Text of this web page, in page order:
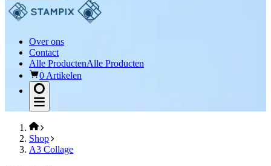
Over ons
Contact
Alle ProductenAlle Producten
0 Artikelen
Shop
A3 Collage